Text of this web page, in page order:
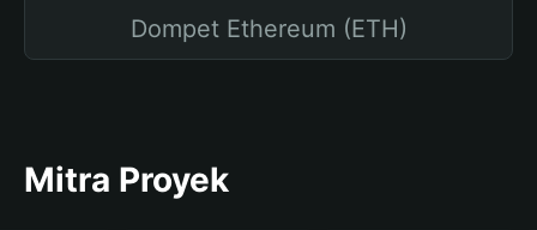
Dompet Ethereum (ETH)
Mitra Proyek